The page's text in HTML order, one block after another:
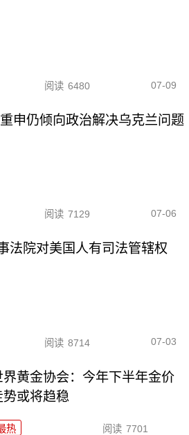
阅读 6480 07-09
申仍倾向政治解决乌克兰问题
阅读 7129 07-06
法院对美国人有司法管辖权
阅读 8714 07-03
界黄金协会：今年下半年金价
势或将趋稳
热 阅读 7701